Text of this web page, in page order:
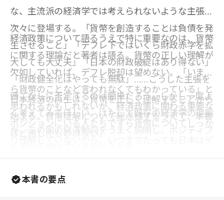
な、主流派の経済学では考えられないような主張が
次々に登場する。「貨幣を創造することは負債を発
生させること」「デフレ下ではいくら財政赤字を拡
大しても大丈夫」「日本の財政破綻はあり得ない」
「財政健全化はやっても無駄」……こうした主張を
頭ごなしに否定するのは簡単だろう。しかし一度よ
く考えてみてほしい。はたして既存の経済学の理論
が、この国の経済動向をうまく説明し、ポジティブ
経済政策について語るうえで特に重要なのは、貨幣
に関する理論だと著者は語る。貨幣の正しい理解が
欠如していれば、デフレ脱却は望めない。「いまさ
ら貨幣のことなど言われなくてもわかっている」と
思われるかもしれないが、経済政策に関わる重要な
ポジションにいる人たちですら貨幣についてしっか
フレから抜け出せていないのではないか――著者に
そう指摘され、目からウロコが落ちた。
日本経済の再生は、貨幣を正しく理解することから
始まる。貨幣理解について総点検するうえで、本書
ほど適したものはない。
本書の要点